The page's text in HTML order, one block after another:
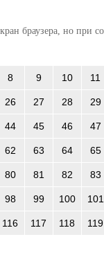
браузера, но при
8 9 10 11
26 27 28 29
44 45 46 47
62 63 64 65
80 81 82 83
98 99 100 101
116 117 118 119